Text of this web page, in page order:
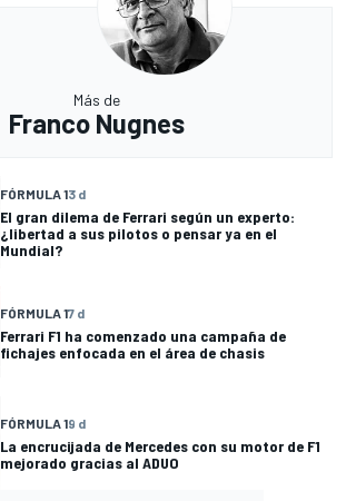
Más de
Franco Nugnes
FÓRMULA 13 d
El gran dilema de Ferrari según un experto:
¿libertad a sus pilotos o pensar ya en el
Mundial?
FÓRMULA 17 d
Ferrari F1 ha comenzado una campaña de
fichajes enfocada en el área de chasis
FÓRMULA 19 d
La encrucijada de Mercedes con su motor de F1
mejorado gracias al ADUO